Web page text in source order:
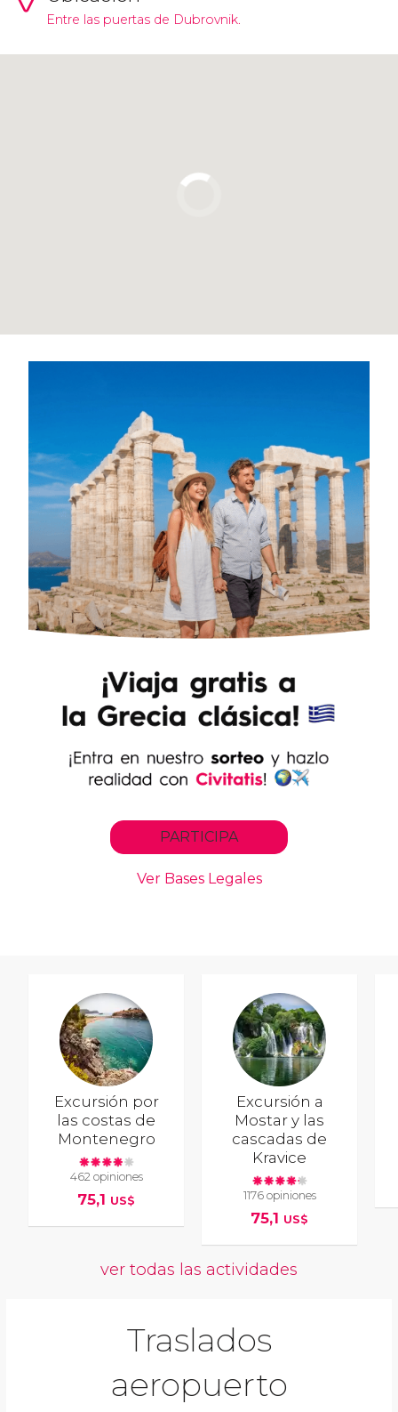
Entre las puertas de Dubrovnik.
Excursión por
las costas de
Montenegro
462 opiniones
75,1 US$
Excursión a
Mostar y las
cascadas de
Kravice
1176 opiniones
75,1 US$
ver todas las actividades
Traslados
aeropuerto